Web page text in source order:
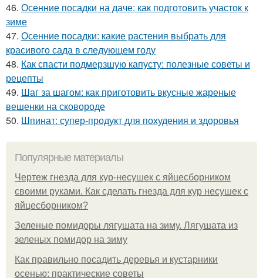
46. Осенние посадки на даче: как подготовить участок к
зиме
47. Осенние посадки: какие растения выбрать для
красивого сада в следующем году
48. Как спасти подмерзшую капусту: полезные советы и
рецепты
49. Шаг за шагом: как приготовить вкусные жареные
вешенки на сковороде
50. Шпинат: супер-продукт для похудения и здоровья
Популярные материалы
Чертеж гнезда для кур-несушек с яйцесборником
своими руками. Как сделать гнезда для кур несушек с
яйцесборником?
Зеленые помидоры лягушата на зиму. Лягушата из
зеленых помидор на зиму
Как правильно посадить деревья и кустарники
осенью: практические советы